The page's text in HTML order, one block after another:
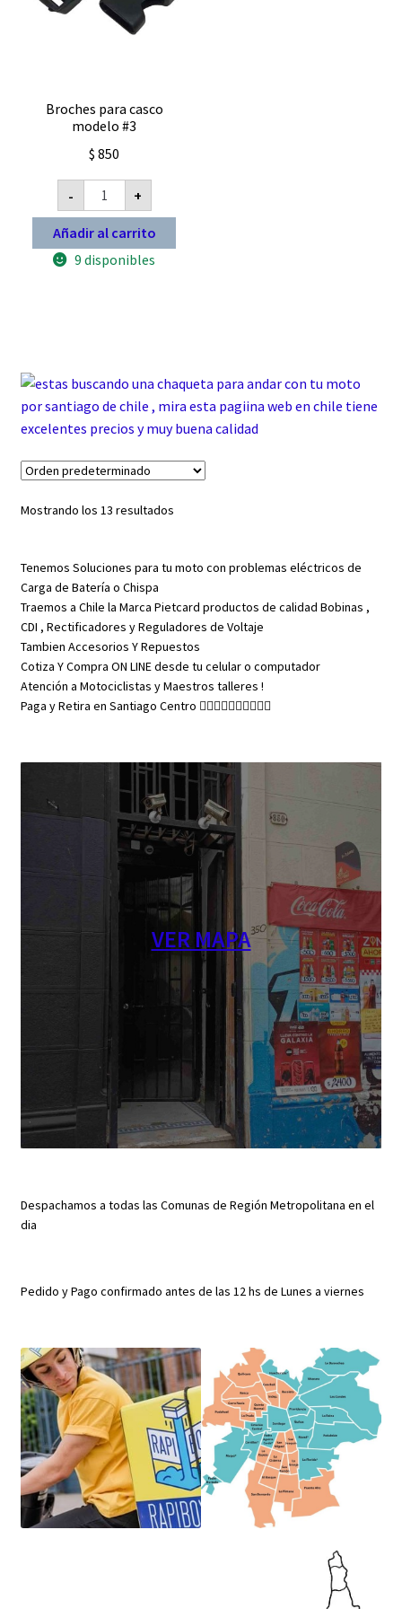
Broches para casco
modelo #3
$ 850
-
Broches
para
casco
modelo
#3
cantidad
+
Añadir al carrito
9 disponibles
Mostrando los 13 resultados
Tenemos Soluciones para tu moto con problemas eléctricos de
Carga de Batería o Chispa
Traemos a Chile la Marca Pietcard productos de calidad Bobinas ,
CDI , Rectificadores y Reguladores de Voltaje
Tambien Accesorios Y Repuestos
Cotiza Y Compra ON LINE desde tu celular o computador
Atención a Motociclistas y Maestros talleres !
Paga y Retira en Santiago Centro 👇🏼👇🏼👇🏼👇🏼👇🏼
VER MAPA
Despachamos a todas las Comunas de Región Metropolitana en el
dia
Pedido y Pago confirmado antes de las 12 hs de Lunes a viernes